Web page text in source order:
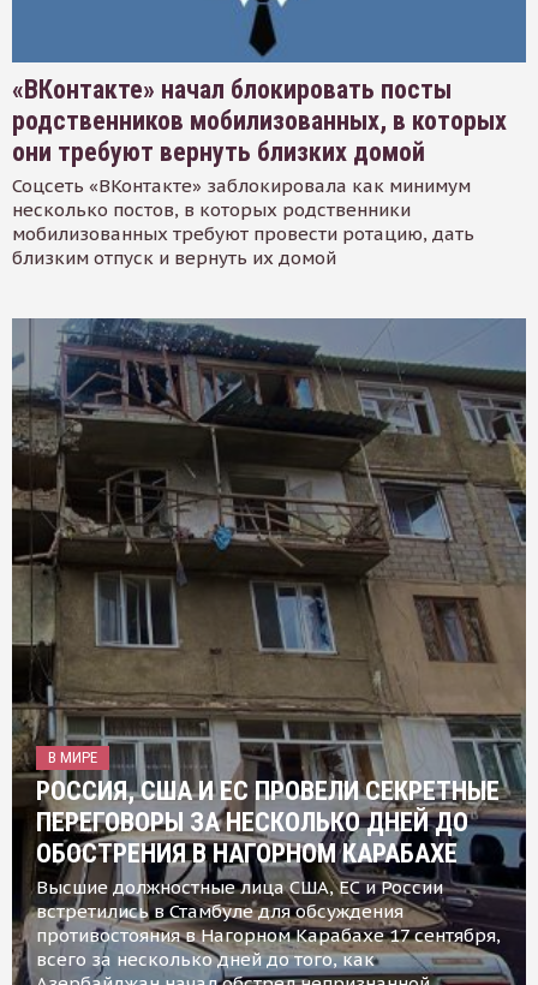
«ВКонтакте» начал блокировать посты
родственников мобилизованных, в которых
они требуют вернуть близких домой
Соцсеть «ВКонтакте» заблокировала как минимум
несколько постов, в которых родственники
мобилизованных требуют провести ротацию, дать
близким отпуск и вернуть их домой
В МИРЕ
РОССИЯ, США И ЕС ПРОВЕЛИ СЕКРЕТНЫЕ
ПЕРЕГОВОРЫ ЗА НЕСКОЛЬКО ДНЕЙ ДО
ОБОСТРЕНИЯ В НАГОРНОМ КАРАБАХЕ
Высшие должностные лица США, ЕС и России
встретились в Стамбуле для обсуждения
противостояния в Нагорном Карабахе 17 сентября,
всего за несколько дней до того, как